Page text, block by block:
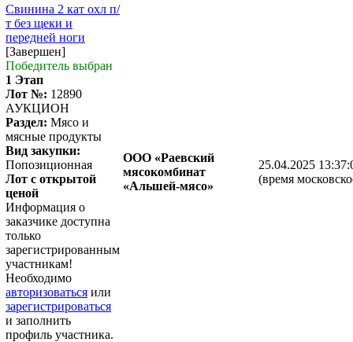
Свинина 2 кат охл п/
т без щеки и
передней ноги
[Завершен]
Победитель выбран
1 Этап
Лот №: 12890
АУКЦИОН
Раздел: Мясо и
мясные продукты
Вид закупки:
Попозиционная
Лот с открытой
ценой
Информация о
заказчике доступна
только
зарегистрированным
участникам!
Необходимо
авторизоваться или
зарегистрироваться
и заполнить
профиль участника.
ООО «Раевский
мясокомбинат
«Альшей-мясо»
25.04.2025
(время